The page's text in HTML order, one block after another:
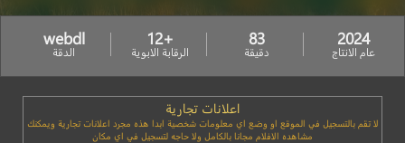
2024
عام الانتاج
83
دقيقة
+12
الرقابة الابوية
webdl
الدقة
اعلانات تجارية
لا تقم بالتسجيل في الموقع او وضع اي معلومات شخصية ابدا هذه مجرد اعلانات تجارية ويمكنك
مشاهده الافلام مجانا بالكامل ولا حاجه لتسجيل في اي مكان